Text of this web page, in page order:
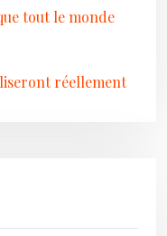
tout le monde
réellement